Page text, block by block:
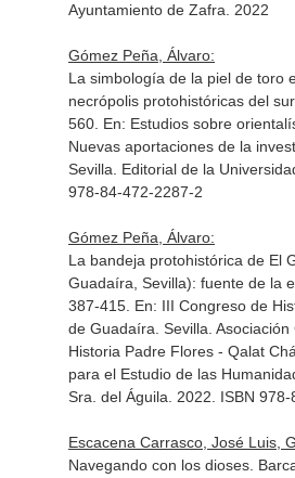
Ayuntamiento de Zafra. 2022
Gómez Peña, Álvaro:
La simbología de la piel de toro
necrópolis protohistóricas del
560. En: Estudios sobre
Nuevas aportaciones de la
Sevilla. Editorial de la
978-84-472-2287-2
Gómez Peña, Álvaro:
La bandeja protohistórica de El
Guadaíra, Sevilla): fuente de la
387-415. En: III Congreso de
de Guadaíra . Sevilla.
Historia Padre Flores - Qalat
para el Estudio de las
Sra. del Águila. 2022. ISBN
Escacena Carrasco, José Luis,
Navegando con los dioses.